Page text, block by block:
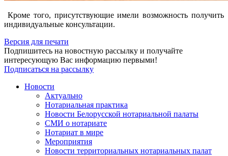
Кроме того, присутствующие имели возможность получить
индивидуальные консультации.
Версия для печати
Подпишитесь на новостную рассылку и получайте
интересующую Вас информацию первыми!
Подписаться на рассылку
Новости
Актуально
Нотариальная практика
Новости Белорусской нотариальной палаты
СМИ о нотариате
Нотариат в мире
Мероприятия
Новости территориальных нотариальных палат